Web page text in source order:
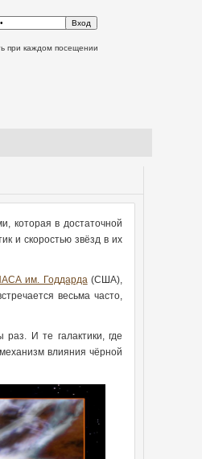
при каждом посещении
которая в достаточной
и скоростью звёзд в их
им. Годдарда(США),
весьма часто,
И те галактики, где
влияния чёрной